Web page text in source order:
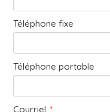
Téléphone fixe
Téléphone portable
Courriel *